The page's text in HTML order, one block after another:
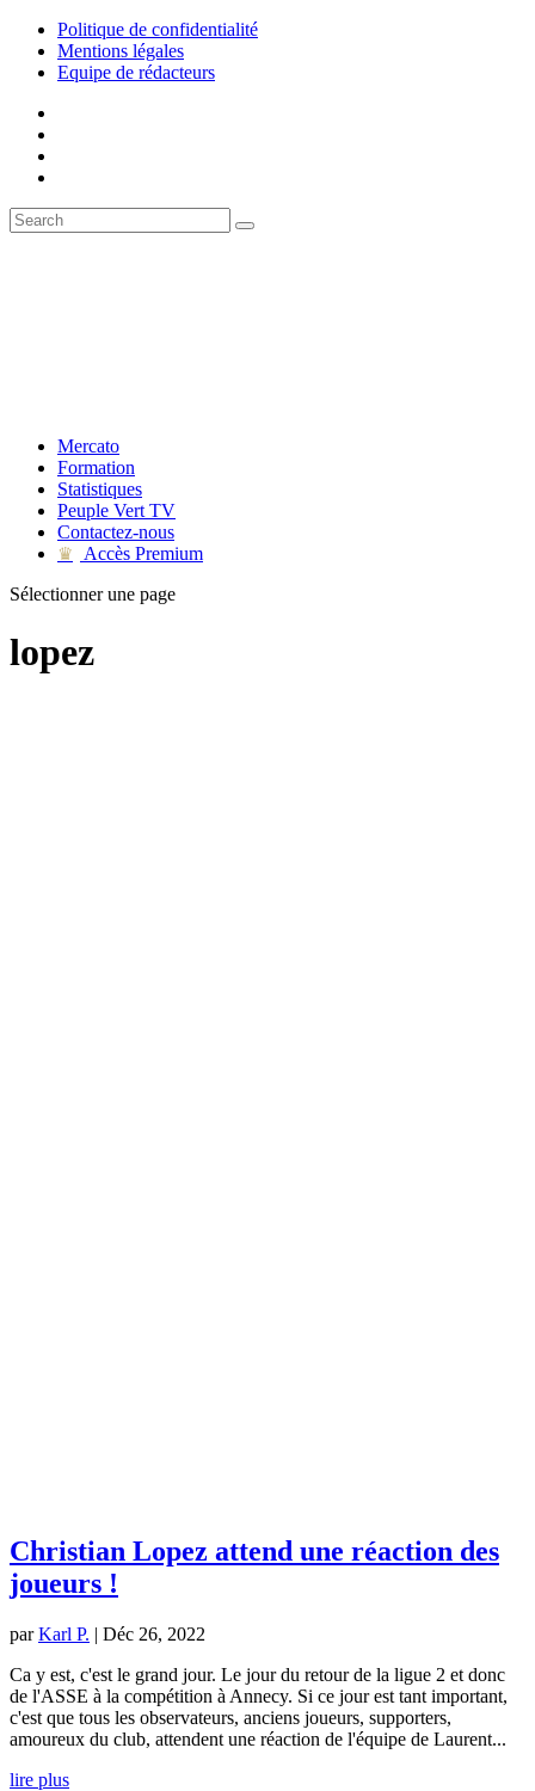
Politique de confidentialité
Mentions légales
Equipe de rédacteurs
Mercato
Formation
Statistiques
Peuple Vert TV
Contactez-nous
♛
Accès Premium
Sélectionner une page
lopez
Christian Lopez attend une réaction des
joueurs !
parKarl P. | Déc 26, 2022
Ca y est, c'est le grand jour. Le jour du retour de la ligue 2 et donc
de l'ASSE à la compétition à Annecy. Si ce jour est tant important,
c'est que tous les observateurs, anciens joueurs, supporters,
amoureux du club, attendent une réaction de l'équipe de Laurent...
lire plus